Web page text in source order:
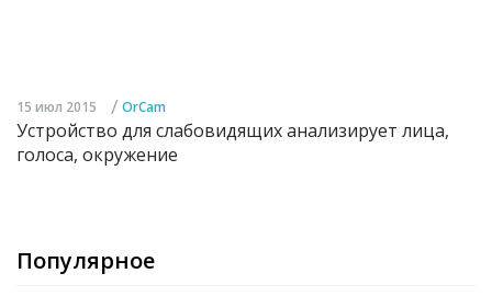
15 июл 2015 / OrCam
Устройство для слабовидящих анализирует лица,
голоса, окружение
Популярное